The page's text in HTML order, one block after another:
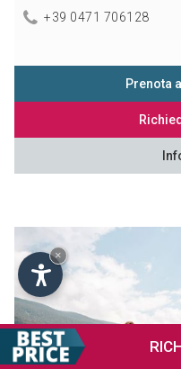
+39 0471 706128
Prenota
×